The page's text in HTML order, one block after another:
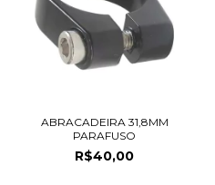
ABRACADEIRA 31,8MM
PARAFUSO
R$40,00